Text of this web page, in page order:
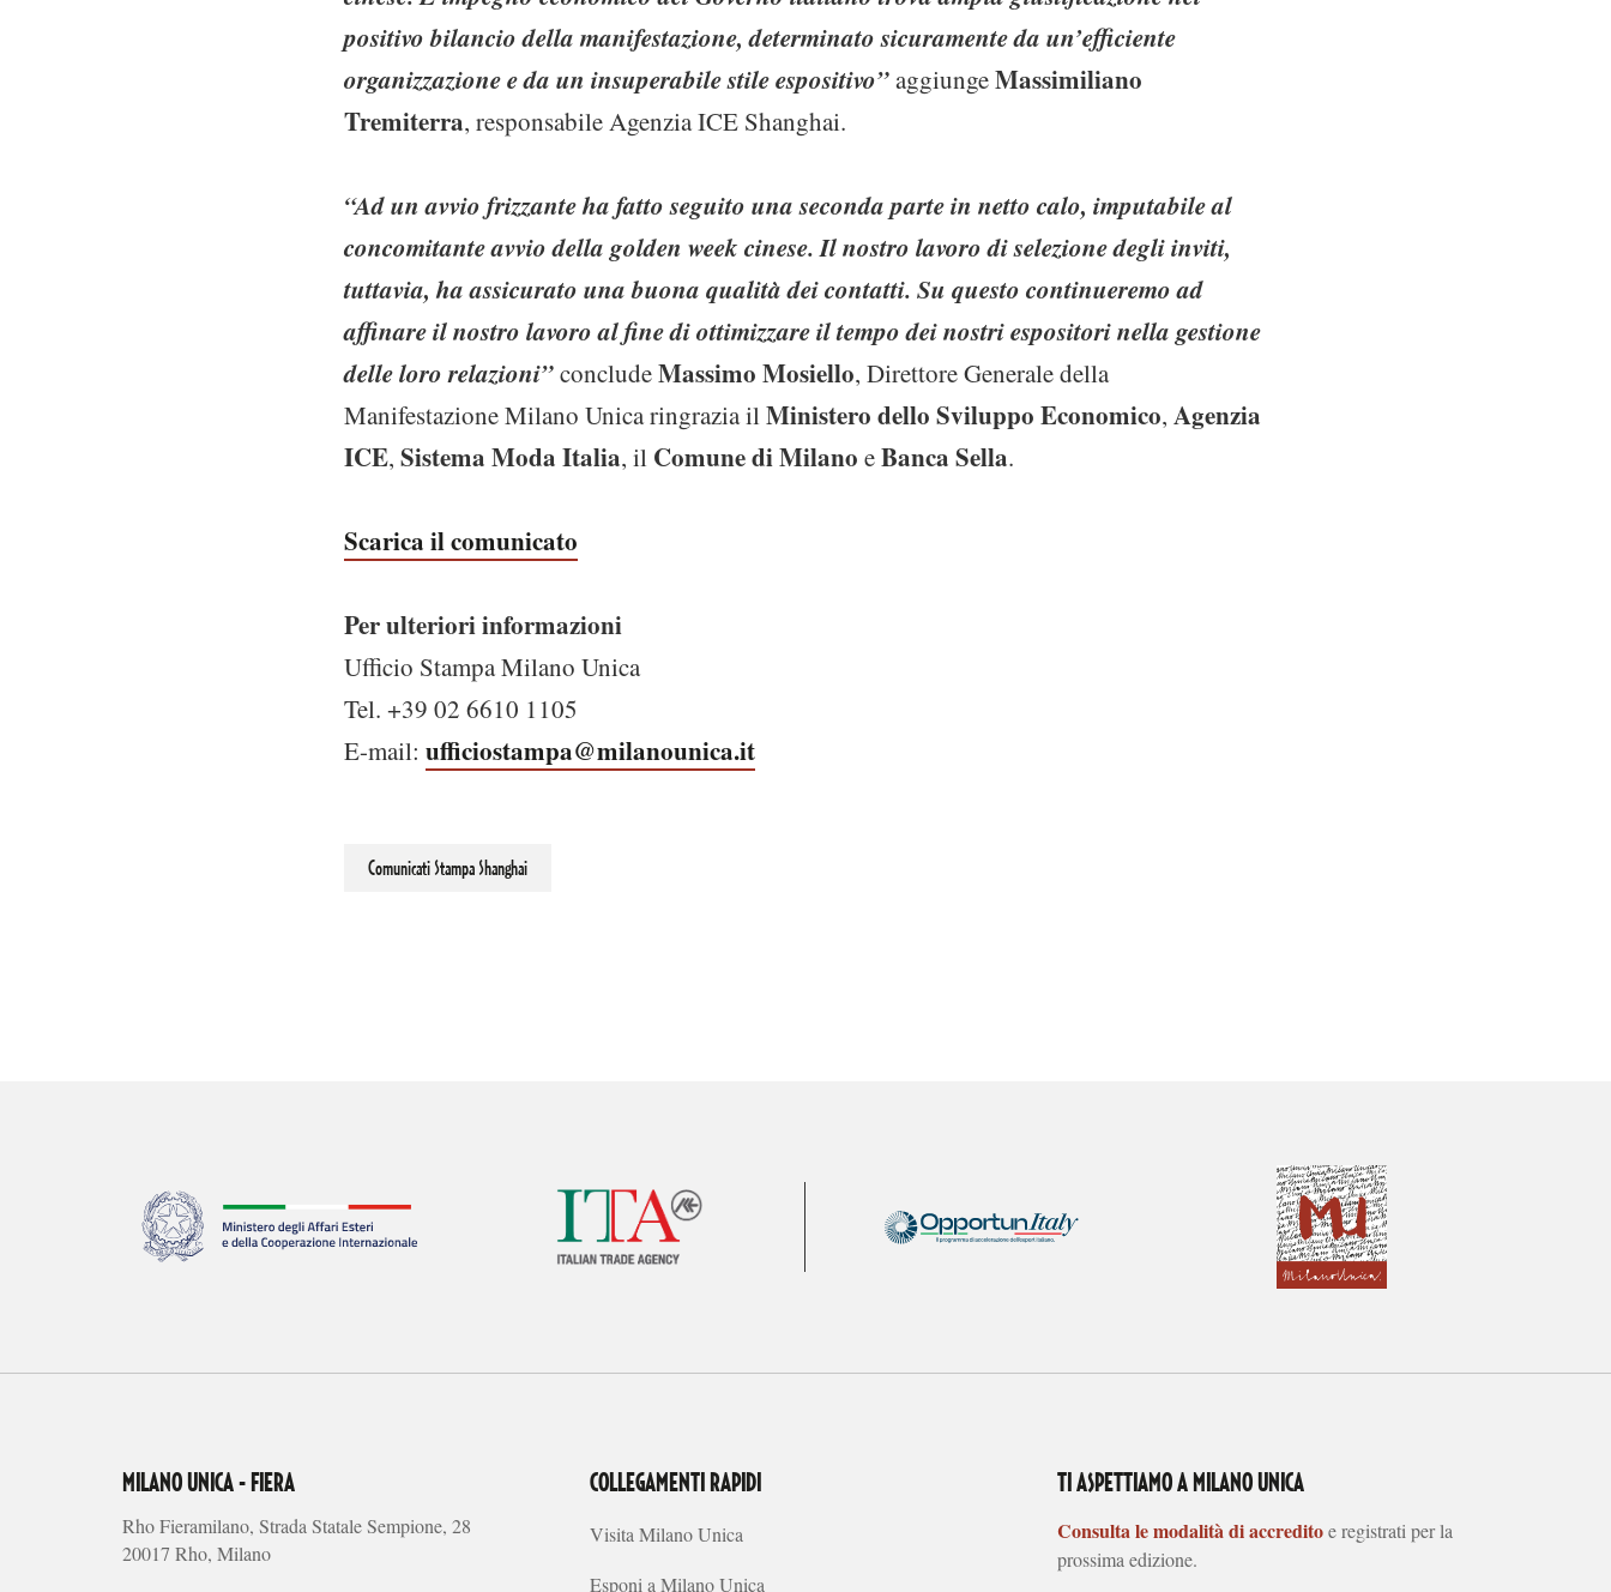
positivo bilancio della manifestazione, determinato sicuramente da un’efficiente
organizzazione e da un insuperabile stile espositivo”aggiungeMassimiliano
Tremiterra, responsabile Agenzia ICE Shanghai.
“Ad un avvio frizzante ha fatto seguito una seconda parte in netto calo, imputabile al
concomitante avvio della golden week cinese. Il nostro lavoro di selezione degli inviti,
tuttavia, ha assicurato una buona qualità dei contatti. Su questo continueremo ad
affinare il nostro lavoro al fine di ottimizzare il tempo dei nostri espositori nella gestione
delle loro relazioni”concludeMassimo Mosiello, Direttore Generale della
Manifestazione Milano Unica ringrazia ilMinistero dello Sviluppo Economico, Agenzia
ICE, Sistema Moda Italia, il Comune di Milano eBanca Sella.
Scarica il comunicato
Per ulteriori informazioni
Ufficio Stampa Milano Unica
Tel. +39 02 6610 1105
E-mail: ufficiostampa@milanounica.it
Comunicati Stampa Shanghai
MILANO UNICA - FIERA
Rho Fieramilano, Strada Statale Sempione, 28
20017 Rho, Milano
COLLEGAMENTI RAPIDI
Visita Milano Unica
Esponi a Milano Unica
TI ASPETTIAMO A MILANO UNICA
Consulta le modalità di accreditoe registrati per la
prossima edizione.